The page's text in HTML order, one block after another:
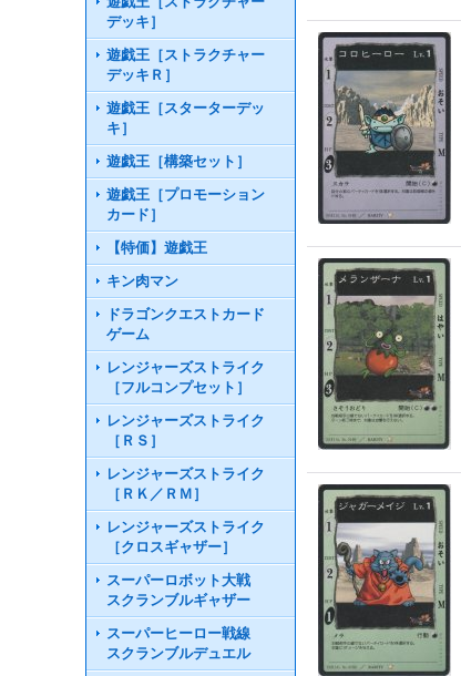
デッキ］
遊戯王［ストラクチャー
デッキＲ］
遊戯王［スターターデッ
キ］
遊戯王［構築セット］
遊戯王［プロモーション
カード］
【特価】遊戯王
キン肉マン
ドラゴンクエストカード
ゲーム
レンジャーズストライク
［フルコンプセット］
レンジャーズストライク
［ＲＳ］
レンジャーズストライク
［ＲＫ／ＲＭ］
レンジャーズストライク
［クロスギャザー］
スーパーロボット大戦
スクランブルギャザー
スーパーヒーロー戦線
スクランブルデュエル